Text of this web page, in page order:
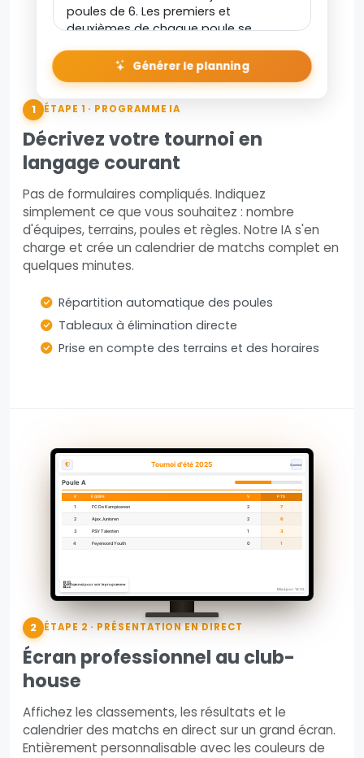
Générer le planning
1 ÉTAPE 1 · PROGRAMME IA
Décrivez votre tournoi en
langage courant
Pas de formulaires compliqués. Indiquez
simplement ce que vous souhaitez : nombre
d'équipes, terrains, poules et règles. Notre IA s'en
charge et crée un calendrier de matchs complet en
quelques minutes.
Répartition automatique des poules
Tableaux à élimination directe
Prise en compte des terrains et des horaires
Tournoi d'été 2025 Sponsor
Poule A
# ÉQUIPE V PTS
1 FC De Kampioenen 2 7
2 Ajax Junioren 2 6
3 PSV Talenten 1 3
4 Feyenoord Youth 0 1
Scannez pour voir le programme
Mis à jour: 14:32
2 ÉTAPE 2 · PRÉSENTATION EN DIRECT
Écran professionnel au club-
house
Affichez les classements, les résultats et le
calendrier des matchs en direct sur un grand écran.
Entièrement personnalisable avec les couleurs de